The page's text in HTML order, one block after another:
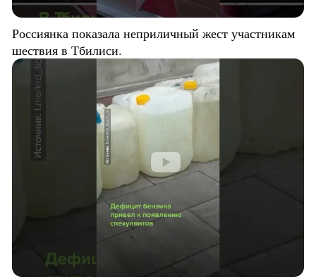
Россиянка показала неприличный жест участникам
шествия в Тбилиси.